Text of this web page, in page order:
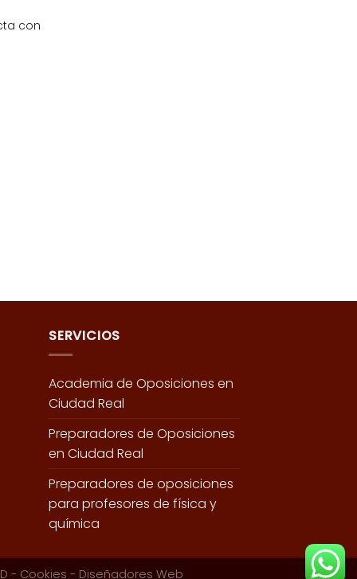
con
SERVICIOS
Academia de Oposiciones en
Ciudad Real
Preparadores de Oposiciones
en Ciudad Real
Preparadores de oposiciones
para profesores de física y
química
- Cookies - Diseñadores Web